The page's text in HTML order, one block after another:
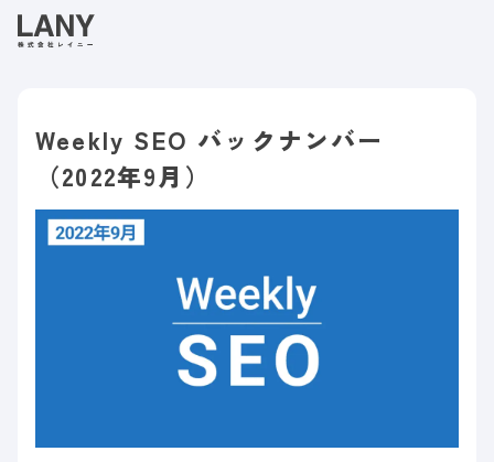
Weekly SEO バックナンバー
（2022年9月）